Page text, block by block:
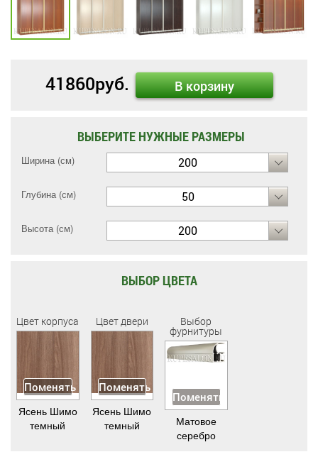
41860руб. В корзину
ВЫБЕРИТЕ НУЖНЫЕ РАЗМЕРЫ
Ширина (см) 200
Глубина (см) 50
Высота (см) 200
ВЫБОР ЦВЕТА
Цвет корпуса
Поменять
Ясень Шимо
темный
Цвет двери
Поменять
Ясень Шимо
темный
Выбор
фурнитуры
Поменять
Матовое
серебро